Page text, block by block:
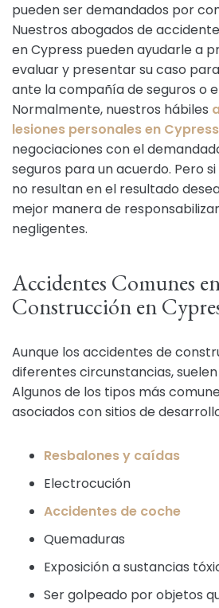
pueden ser demandados por
Nuestros abogados de
en Cypress pueden ayudarle a
evaluar y presentar su caso
ante la compañía de seguros o
Normalmente, nuestros hábiles
lesiones personales en Cypress
negociaciones con el
seguros para un acuerdo. Pero
no resultan en el resultado
mejor manera de
negligentes.
Accidentes Comunes
Construcción en
Aunque los accidentes de
diferentes circunstancias,
Algunos de los tipos más
asociados con sitios de
Resbalones y caídas
Electrocución
Accidentes de coche
Quemaduras
Exposición a sustancias
Ser golpeado por objetos